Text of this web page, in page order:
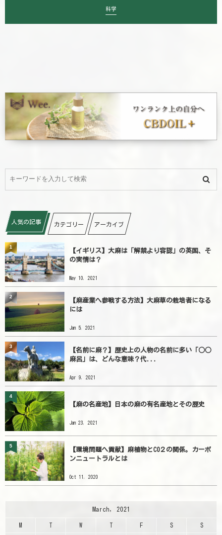
科学
人気の記事 カテゴリー アーカイブ
【イギリス】大麻は「解禁より容認」の英国、そ
の実情は？
May 10, 2021
1
【麻産業へ参戦する方法】大麻草の栽培者になる
には
Jan 5, 2021
2
【名前に麻？】歴史上の人物の名前に多い「○○
麻呂」は、どんな意味？代...
Apr 9, 2021
3
【麻の名産地】日本の麻の有名産地とその歴史
Jan 23, 2021
4
【環境問題へ貢献】麻植物とCO２の関係。カーボ
ンニュートラルとは
Oct 11, 2020
5
March, 2021
M T W T F S S